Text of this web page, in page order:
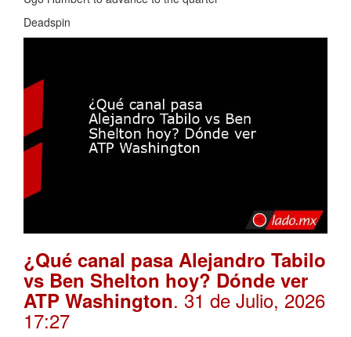
Deadspin
¿Qué canal pasa Alejandro Tabilo
vs Ben Shelton hoy? Dónde ver
ATP Washington. 31 de Julio, 2026
17:27